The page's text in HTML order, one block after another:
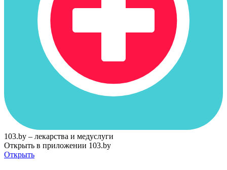
103.by – лекарства и медуслуги
Открыть в приложении 103.by
Открыть